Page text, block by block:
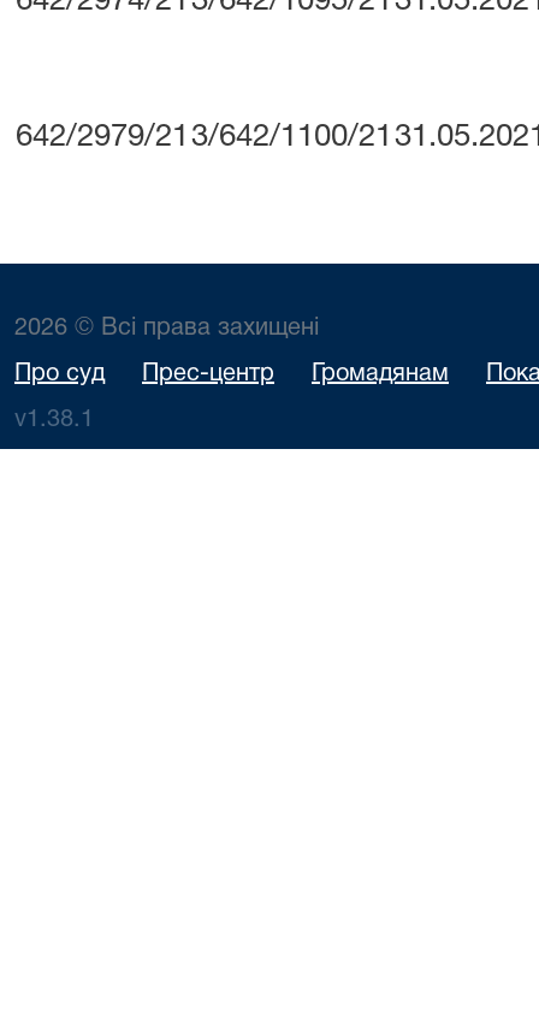
642/2979/21 3/642/1100/21
2026 © Всі права захищені
Про суд Прес-центр Громадянам
v1.38.1